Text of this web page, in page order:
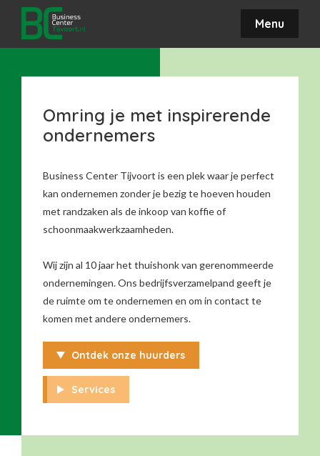
Menu
Omring je met inspirerende
ondernemers
Business Center Tijvoort is een plek waar je perfect
kan ondernemen zonder je bezig te hoeven houden
met randzaken als de inkoop van koffie of
schoonmaakwerkzaamheden.
Wij zijn al 10 jaar het thuishonk van gerenommeerde
ondernemingen. Ons bedrijfsverzamelpand geeft je
de ruimte om te ondernemen en om in contact te
komen met andere ondernemers.
Ontdek onze huurders
Services